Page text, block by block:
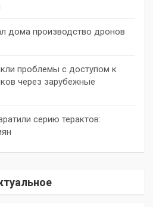
дома производство дронов
проблемы с доступом к
через зарубежные
серию терактов: